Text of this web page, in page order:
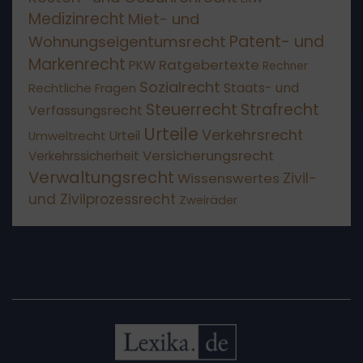
Medizinrecht Miet- und
Wohnungseigentumsrecht Patent- und
Markenrecht PKW Ratgebertexte Rechner
Rechtliche Fragen Sozialrecht Staats- und
Verfassungsrecht Steuerrecht Strafrecht
Umweltrecht Urteil Urteile Verkehrsrecht
Verkehrssicherheit Versicherungsrecht
Verwaltungsrecht Wissenswertes Zivil-
und Zivilprozessrecht Zweiräder